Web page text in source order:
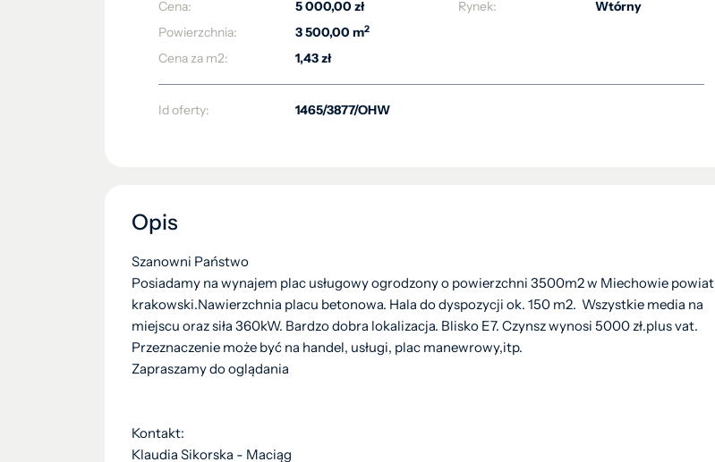
Cena:
5 000,00 zł
Powierzchnia:
3 500,00 m2
Cena za m2: 1,43 zł
Rynek: Wtórny
Id oferty: 1465/3877/OHW
Opis
Szanowni Państwo
Posiadamy na wynajem plac usługowy ogrodzony o powierzchni 3500m2 w Miechowie powiat
krakowski.Nawierzchnia placu betonowa. Hala do dyspozycji ok. 150 m2. Wszystkie media na
miejscu oraz siła 360kW. Bardzo dobra lokalizacja. Blisko E7. Czynsz wynosi 5000 zł.plus vat.
Przeznaczenie może być na handel, usługi, plac manewrowy,itp.
Zapraszamy do oglądania
Kontakt:
Klaudia Sikorska - Maciąg